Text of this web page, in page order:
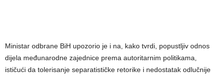
Ministar odbrane BiH upozorio je i na, kako tvrdi, popustljiv odnos
dijela međunarodne zajednice prema autoritarnim politikama,
ističući da tolerisanje separatističke retorike i nedostatak odlučnije